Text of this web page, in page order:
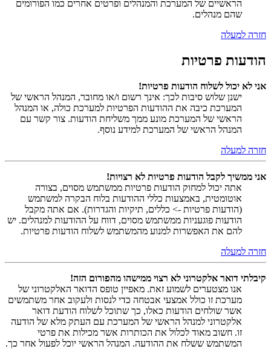
הראשיים של המערכת והמנהלים ופרטים אחרים כמו הפורומים
שהם מנהלים.
חזרה למעלה
הודעות פרטיות
אני לא יכול לשלוח הודעות פרטיות!
ישנן שלוש סיבות לכך: אינך רשום ו/או מחובר, המנהל הראשי של
המערכת כיבה את ההודעות הפרטיות למערכת כולה, או המנהל
הראשי של המערכת מונע ממך משליחת הודעות. צור קשר עם
המנהל הראשי של המערכת למידע נוסף.
חזרה למעלה
אני ממשיך לקבל הודעות פרטיות לא רצויות!
אתה יכול למחוק הודעות פרטיות ממשתמש מסוים, בצורה
אוטומטית, באמצעות כללי ההודעות בלוח הבקרה למשתמש
(הודעות פרטיות -> כללים, תיקיות והגדרות). אם אתה מקבל
הודעות פוגעניות ממשתמש מסוים, דווח על ההודעות למנהלים. יש
להם את האפשרות למנוע מהמשתמש לשלוח הודעות פרטיות.
חזרה למעלה
קיבלתי דואר אלקטרוני לא רצוי ממישהו מהפורום הזה!
אנו מצטערים לשמוע זאת. מאפיין טופס הדואר האלקטרוני של
מערכת זו כולל אמצעי אבטחה כדי לנסות ולעקוב אחר משתמשים
אשר שולחים הודעות כאלו, כך שתוכל לשלוח הודעת דואר
אלקטרוני למנהל הראשי של המערכת עם העתק מלא של הודעה
זו. חשוב מאוד לכלול את הכותרות אשר מכילות את פרטי
המשתמש ששלח את ההודעה. המנהל הראשי יוכל לפעול אחר כך.